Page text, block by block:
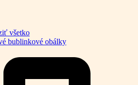
všetko
bublinkové obálky